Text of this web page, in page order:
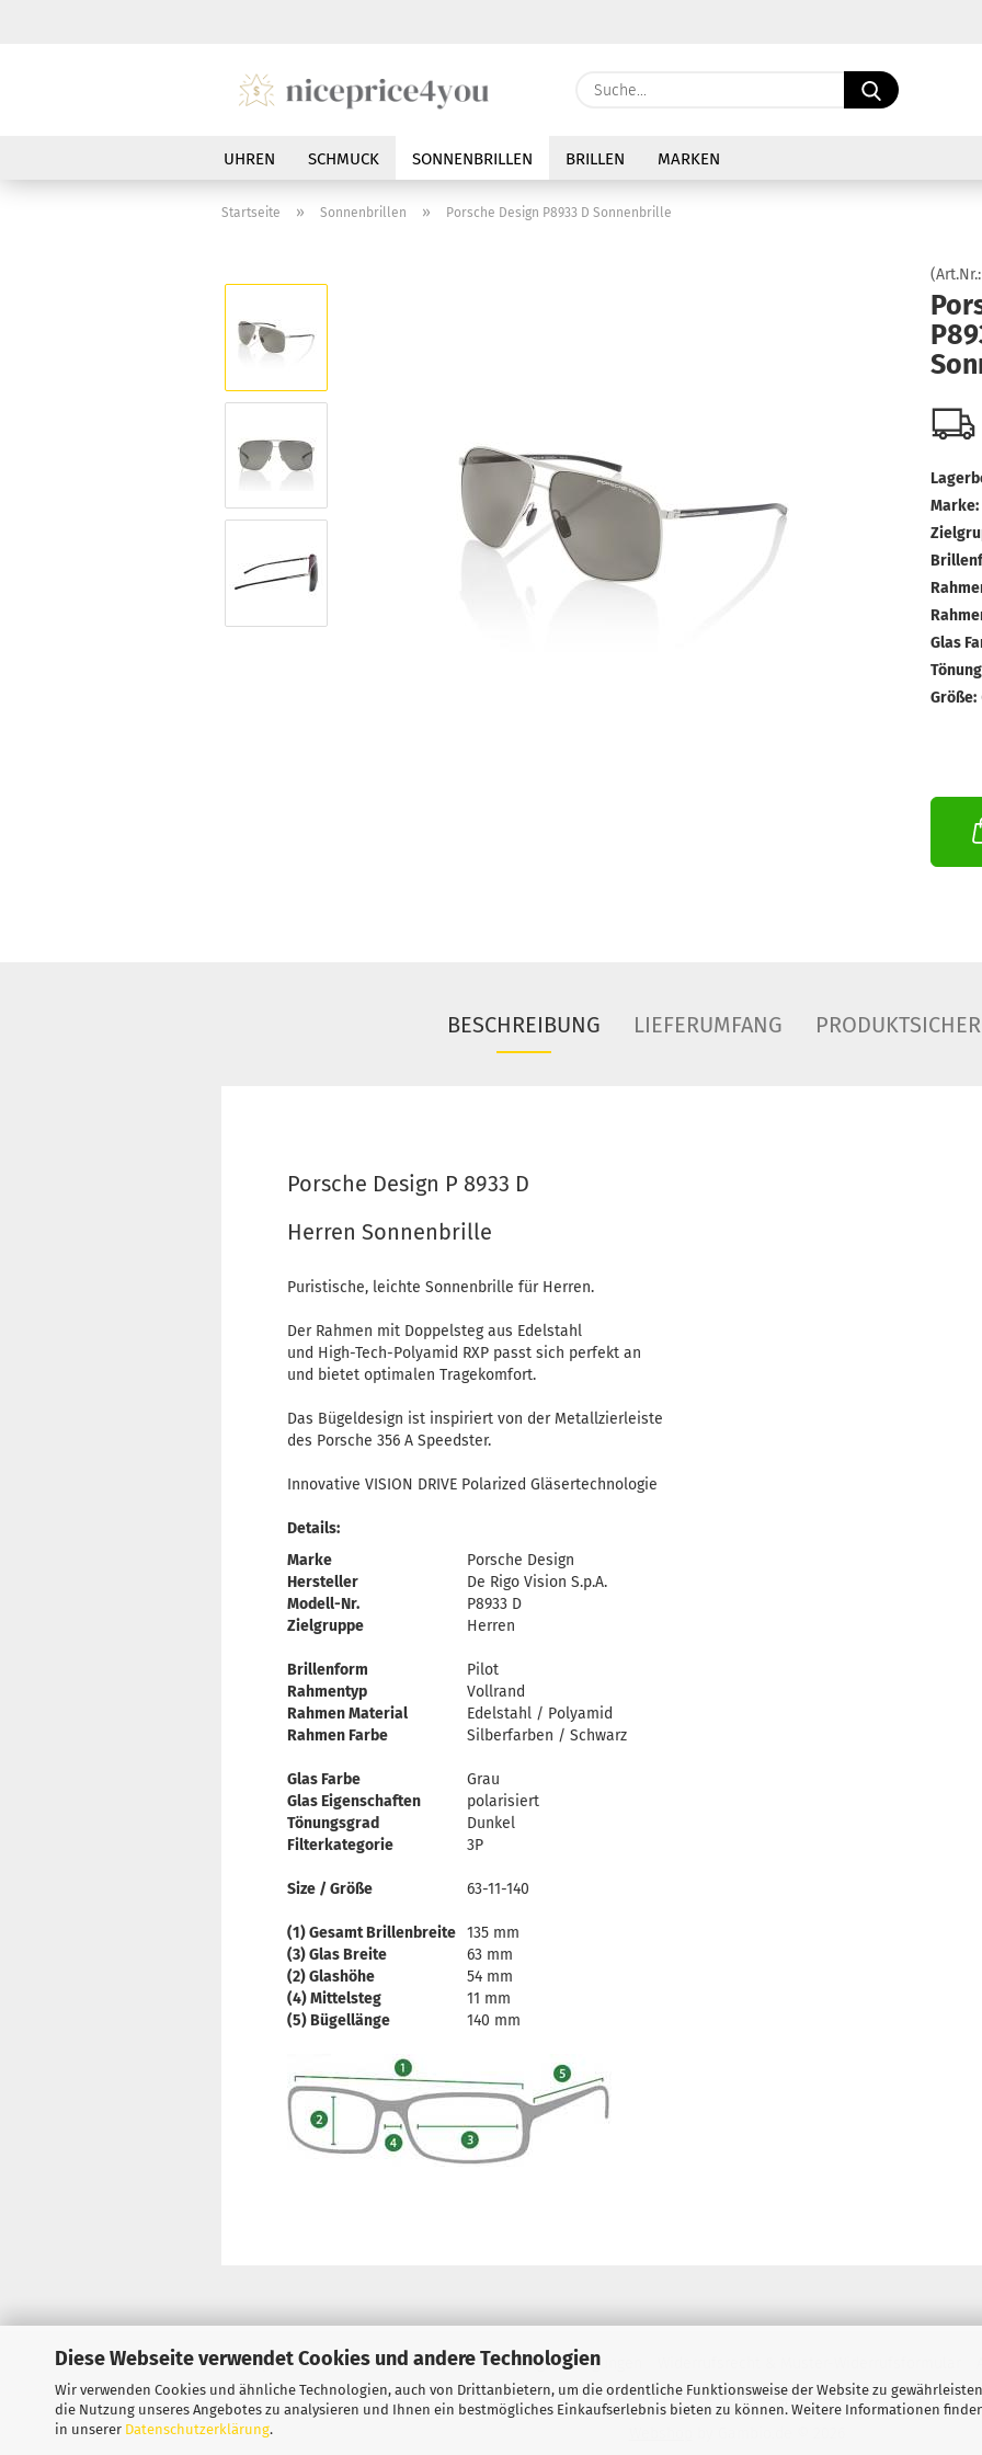
Diese Webseite verwendet Cookies und andere Technologien
Wir verwenden Cookies und ähnliche Technologien, auch von Drittanbietern, um die ordentliche Funktionsweise der Website zu
die Nutzung unseres Angebotes zu analysieren und Ihnen ein bestmögliches Einkaufserlebnis bieten zu können. Weitere Informationen
in unserer Datenschutzerklärung.
Sprache auswählen
Suche...
UHREN SCHMUCK SONNENBRILLEN BRILLEN MARKEN
Startseite » Sonnenbrillen » Porsche Design P8933 D Sonnenbrille
Marke:
Glas
Größe:
BESCHREIBUNG LIEFERUMFANG
Porsche Design P 8933 D
Herren Sonnenbrille
Puristische, leichte Sonnenbrille für Herren.
Der Rahmen mit Doppelsteg aus Edelstahl
und High-Tech-Polyamid RXP passt sich perfekt an
und bietet optimalen Tragekomfort.
Das Bügeldesign ist inspiriert von der Metallzierleiste
des Porsche 356 A Speedster.
Innovative VISION DRIVE Polarized Gläsertechnologie
Details:
Marke
Porsche Design
Hersteller
De Rigo Vision S.p.A.
Modell-Nr.
P8933 D
Zielgruppe
Herren
Brillenform
Pilot
Rahmentyp
Vollrand
Rahmen Material
Edelstahl / Polyamid
Rahmen Farbe
Silberfarben / Schwarz
Glas Farbe
Grau
Glas Eigenschaften
polarisiert
Tönungsgrad
Dunkel
Filterkategorie
3P
Size / Größe 63-11-140
(1) Gesamt Brillenbreite 135 mm
(3) Glas Breite
63 mm
(2) Glashöhe
54 mm
(4) Mittelsteg
11 mm
(5) Bügellänge
140 mm
Impressum Kontakt Versand- & Zahlungsbedingungen
Callback Service
Cookie Einstellungen